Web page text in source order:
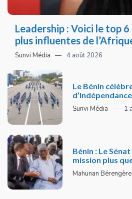
Leadership : Voici le top
plus influentes de
Sunvi Média 4 août 2026
Le Bénin
d’indépendance
Sunvi Média 1
Bénin : Le
mission plus
Mahunan Bérengère